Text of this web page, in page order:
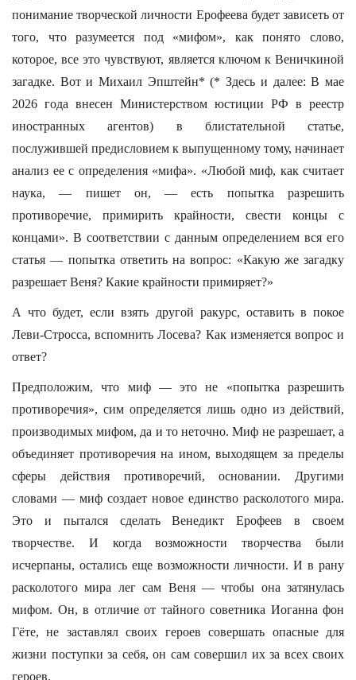
понимание творческой личности Ерофеева будет зависеть от
того, что разумеется под «мифом», как понято слово,
которое, все это чувствуют, является ключом к Веничкиной
загадке. Вот и Михаил Эпштейн* (* Здесь и далее: В мае
2026 года внесен Министерством юстиции РФ в реестр
иностранных агентов) в блистательной статье,
послужившей предисловием к выпущенному тому, начинает
анализ ее с определения «мифа». «Любой миф, как считает
наука, — пишет он, — есть попытка разрешить
противоречие, примирить крайности, свести концы с
концами». В соответствии с данным определением вся его
статья — попытка ответить на вопрос: «Какую же загадку
разрешает Веня? Какие крайности примиряет?»
А что будет, если взять другой ракурс, оставить в покое
Леви-Стросса, вспомнить Лосева? Как изменяется вопрос и
ответ?
Предположим, что миф — это не «попытка разрешить
противоречия», сим определяется лишь одно из действий,
производимых мифом, да и то неточно. Миф не разрешает, а
объединяет противоречия на ином, выходящем за пределы
сферы действия противоречий, основании. Другими
словами — миф создает новое единство расколотого мира.
Это и пытался сделать Венедикт Ерофеев в своем
творчестве. И когда возможности творчества были
исчерпаны, остались еще возможности личности. И в рану
расколотого мира лег сам Веня — чтобы она затянулась
мифом. Он, в отличие от тайного советника Иоганна фон
Гёте, не заставлял своих героев совершать опасные для
жизни поступки за себя, он сам совершил их за всех своих
героев.